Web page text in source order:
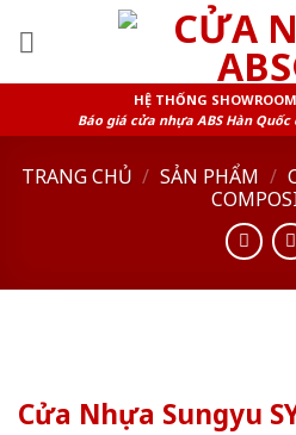
HỆ THỐNG
Báo giá cửa nhựa ABS Hàn
TRANG CHỦ / SẢN PHẨM /
Cửa Nhựa Sungyu